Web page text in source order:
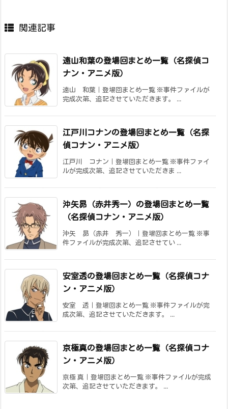
関連記事
遠山和葉の登場回まとめ一覧（名探偵コ
ナン・アニメ版）
遠山 和葉｜登場回まとめ一覧 ※事件ファイルが
完成次第、追記させていただきます。 ...
江戸川コナンの登場回まとめ一覧（名探
偵コナン・アニメ版）
江戸川 コナン｜登場回まとめ一覧 ※事件ファイ
ルが完成次第、追記させていただきま ...
沖矢昴（赤井秀一）の登場回まとめ一覧
（名探偵コナン・アニメ版）
沖矢 昴（赤井 秀一）｜登場回まとめ一覧 ※事
件ファイルが完成次第、追記させてい ...
安室透の登場回まとめ一覧（名探偵コナ
ン・アニメ版）
安室 透｜登場回まとめ一覧 ※事件ファイルが完
成次第、追記させていただきます。 ...
京極真の登場回まとめ一覧（名探偵コナ
ン・アニメ版）
京極 真｜登場回まとめ一覧 ※事件ファイルが完成
次第、追記させていただきます。 ...